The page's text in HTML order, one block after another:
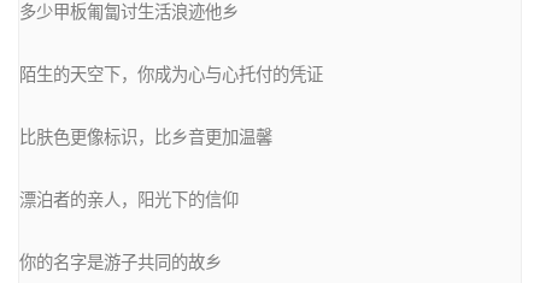
多少甲板匍匐讨生活浪迹他乡
陌生的天空下，你成为心与心托付的凭证
比肤色更像标识，比乡音更加温馨
漂泊者的亲人，阳光下的信仰
你的名字是游子共同的故乡